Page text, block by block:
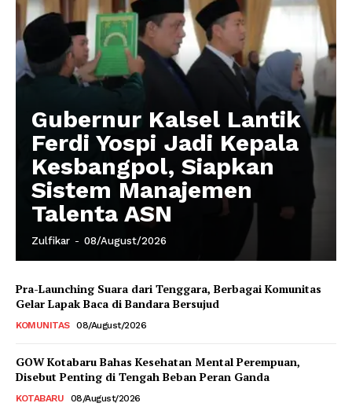
Gubernur Kalsel Lantik
Ferdi Yospi Jadi Kepala
Kesbangpol, Siapkan
Sistem Manajemen
Talenta ASN
Zulfikar - 08/August/2026
Pra-Launching Suara dari Tenggara, Berbagai Komunitas
Gelar Lapak Baca di Bandara Bersujud
KOMUNITAS 08/August/2026
GOW Kotabaru Bahas Kesehatan Mental Perempuan,
Disebut Penting di Tengah Beban Peran Ganda
KOTABARU 08/August/2026